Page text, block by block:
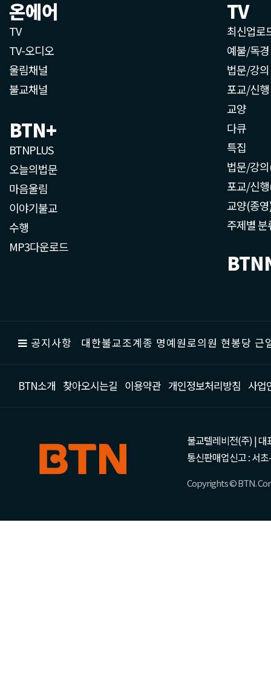
온에어
TV
TV-오디오
울림채널
불교채널
BTN+
BTNPLUS
오늘의법문
마음울림
이야기불교
수행
MP3다운로드
TV
최신업로
예불/독경
법문/강의
포교/신행
교양
다큐
특집
법문/강
포교/신
교양(종
주제별 분
공지사항 대한불교조계종 명예원로의원 현봉당
BTN소개 찾아오시는길 이용약관 개인정보처리방침 사업
불교텔레비전(주) | 대
통신판매업신고 : 서
Copyrights © BTN.